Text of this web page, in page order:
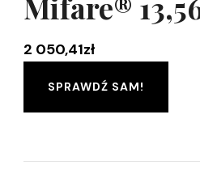
2 050,41zł
SPRAWDŹ SAM!